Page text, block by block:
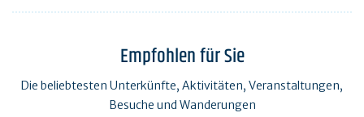
Empfohlen für Sie
Die beliebtesten Unterkünfte, Aktivitäten, Veranstaltungen,
Besuche und Wanderungen